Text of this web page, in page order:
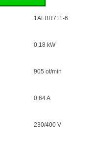
1ALBR711-6
0,18 kW
905 ot/min
0,64 A
230/400 V